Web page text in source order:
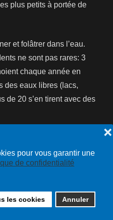
pour vous garantir une
de confidentialité
les cookies Annuler
❌
plus petits à portée de
et folâtrer dans l’eau.
ne sont pas rares: 3
chaque année en
des eaux libres (lacs,
de 20 s’en tirent avec des
- tous droits réservés | site :